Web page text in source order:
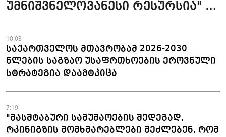
უმნიშვნელოვანესი რესურსია" -
10:03
საქართველოს მთავრობამ 2026-2030
წლების საგზაო უსაფრთხოების ეროვნული
სტრატეგია დაამტკიცა
7:19
"მასშტაბური სამუშაოების შედეგად,
რკინიგზის მომხმარებლები შეძლებენ, რომ